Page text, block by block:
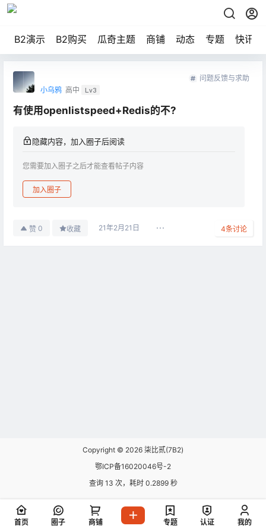
B2演示 B2购买 瓜奇主题 商铺 动态 专题 快讯
小乌鸦 高中 Lv3
问题反馈与求助
有使用openlistspeed+Redis的不?
隐藏内容，加入圈子后阅读
您需要加入圈子之后才能查看帖子内容
加入圈子
赞 0 收藏 21年2月21日 4条讨论
Copyright © 2026 柒比贰(7B2)
鄂ICP备16020046号-2
查询 13 次，耗时 0.2899 秒
首页 圈子 商铺 专题 认证 我的